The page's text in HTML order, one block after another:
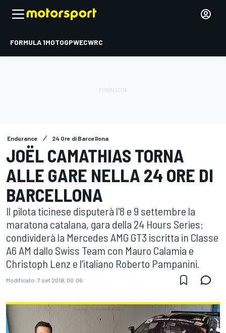
FORMULA 1MOTOGPWECWRC
Endurance 24 Ore di Barcellona
JOËL CAMATHIAS TORNA
ALLE GARE NELLA 24 ORE DI
BARCELLONA
Il pilota ticinese disputerà l'8 e 9 settembre la
maratona catalana, gara della 24 Hours Series:
condividerà la Mercedes AMG GT3 iscritta in Classe
A6 AM dallo Swiss Team con Mauro Calamia e
Christoph Lenz e l’italiano Roberto Pampanini.
Modificato: 7 set 2018, 00:06